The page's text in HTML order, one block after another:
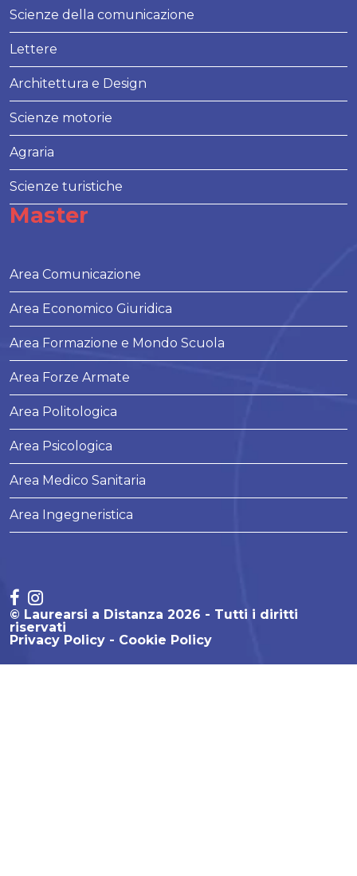
Scienze della comunicazione
Lettere
Architettura e Design
Scienze motorie
Agraria
Scienze turistiche
Master
Area Comunicazione
Area Economico Giuridica
Area Formazione e Mondo Scuola
Area Forze Armate
Area Politologica
Area Psicologica
Area Medico Sanitaria
Area Ingegneristica
© Laurearsi a Distanza 2026 - Tutti i diritti
riservati
Privacy Policy
Cookie Policy